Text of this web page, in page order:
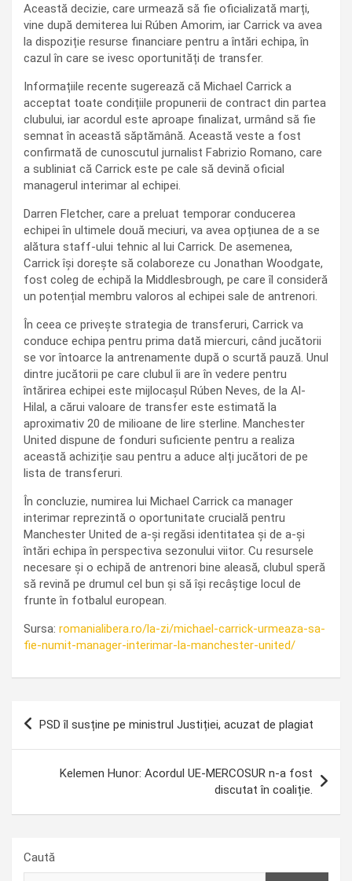
Această decizie, care urmează să fie oficializată marți,
vine după demiterea lui Rúben Amorim, iar Carrick va avea
la dispoziție resurse financiare pentru a întări echipa, în
cazul în care se ivesc oportunități de transfer.
Informațiile recente sugerează că Michael Carrick a
acceptat toate condițiile propunerii de contract din partea
clubului, iar acordul este aproape finalizat, urmând să fie
semnat în această săptămână. Această veste a fost
confirmată de cunoscutul jurnalist Fabrizio Romano, care
a subliniat că Carrick este pe cale să devină oficial
managerul interimar al echipei.
Darren Fletcher, care a preluat temporar conducerea
echipei în ultimele două meciuri, va avea opțiunea de a se
alătura staff-ului tehnic al lui Carrick. De asemenea,
Carrick își dorește să colaboreze cu Jonathan Woodgate,
fost coleg de echipă la Middlesbrough, pe care îl consideră
un potențial membru valoros al echipei sale de antrenori.
În ceea ce privește strategia de transferuri, Carrick va
conduce echipa pentru prima dată miercuri, când jucătorii
se vor întoarce la antrenamente după o scurtă pauză. Unul
dintre jucătorii pe care clubul îi are în vedere pentru
întărirea echipei este mijlocașul Rúben Neves, de la Al-
Hilal, a cărui valoare de transfer este estimată la
aproximativ 20 de milioane de lire sterline. Manchester
United dispune de fonduri suficiente pentru a realiza
această achiziție sau pentru a aduce alți jucători de pe
lista de transferuri.
În concluzie, numirea lui Michael Carrick ca manager
interimar reprezintă o oportunitate crucială pentru
Manchester United de a-și regăsi identitatea și de a-și
întări echipa în perspectiva sezonului viitor. Cu resursele
necesare și o echipă de antrenori bine aleasă, clubul speră
să revină pe drumul cel bun și să își recâștige locul de
frunte în fotbalul european.
Sursa: romanialibera.ro/la-zi/michael-carrick-urmeaza-sa-
fie-numit-manager-interimar-la-manchester-united/
Navigare
PSD îl susține pe ministrul Justiției, acuzat de plagiat
Kelemen Hunor: Acordul UE-MERCOSUR n-a fost
discutat în coaliție.
Caută